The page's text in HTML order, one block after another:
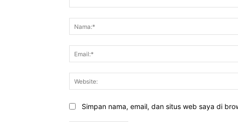
Simpan nama, email, dan situs web saya di